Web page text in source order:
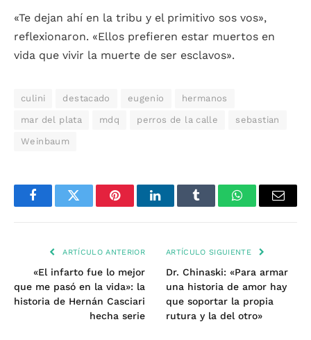
«Te dejan ahí en la tribu y el primitivo sos vos»,
reflexionaron. «Ellos prefieren estar muertos en
vida que vivir la muerte de ser esclavos».
culini destacado eugenio hermanos
mar del plata mdq perros de la calle sebastian
Weinbaum
FacebookTwitter PinterestLinkedInTumblr WhatsAppEmail
ARTÍCULO ANTERIOR
«El infarto fue lo mejor
que me pasó en la vida»: la
historia de Hernán Casciari
hecha serie
ARTÍCULO SIGUIENTE
Dr. Chinaski: «Para armar
una historia de amor hay
que soportar la propia
rutura y la del otro»